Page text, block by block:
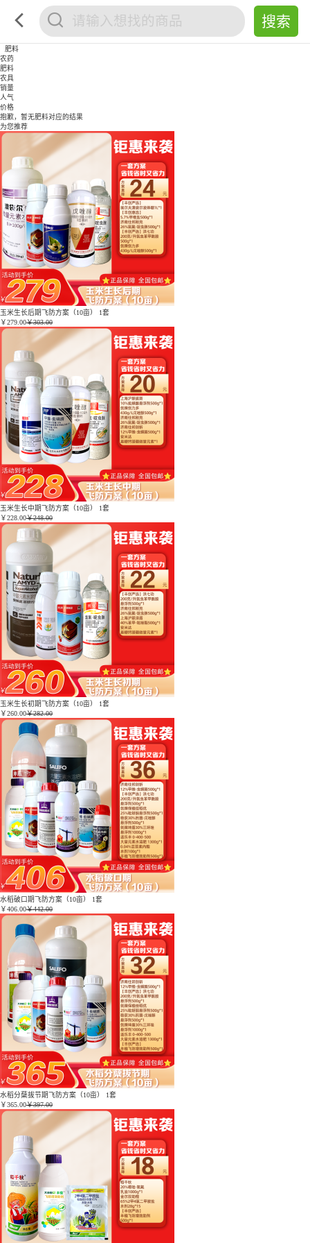
肥料
农药
肥料
农具
销量
人气
价格
抱歉，暂无肥料对应的结果
为您推荐
玉米生长后期飞防方案（10亩） 1套
￥279.00￥303.00
玉米生长中期飞防方案（10亩） 1套
￥228.00￥248.00
玉米生长初期飞防方案（10亩） 1套
￥260.00￥282.00
水稻破口期飞防方案（10亩） 1套
￥406.00￥442.00
水稻分蘖拔节期飞防方案（10亩） 1套
￥365.00￥397.00